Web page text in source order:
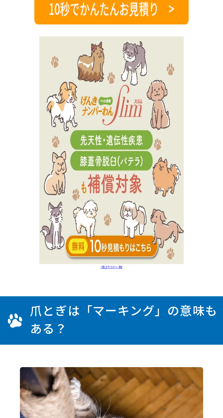
爪とぎは「マーキング」の意味も
ある？